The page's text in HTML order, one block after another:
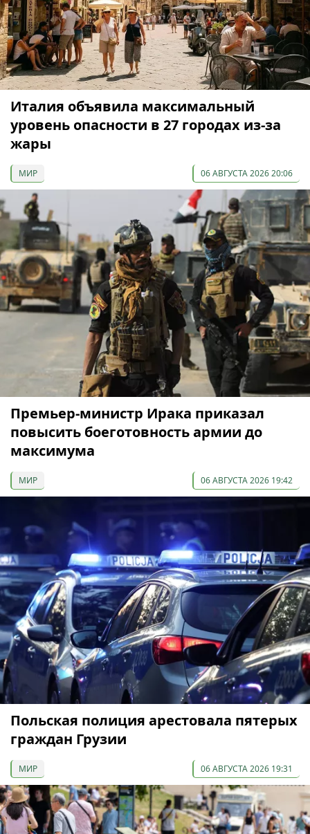
Италия объявила максимальный
уровень опасности в 27 городах из-за
жары
МИР 06 АВГУСТА 2026 20:06
Премьер-министр Ирака приказал
повысить боеготовность армии до
максимума
МИР 06 АВГУСТА 2026 19:42
Польская полиция арестовала пятерых
граждан Грузии
МИР 06 АВГУСТА 2026 19:31